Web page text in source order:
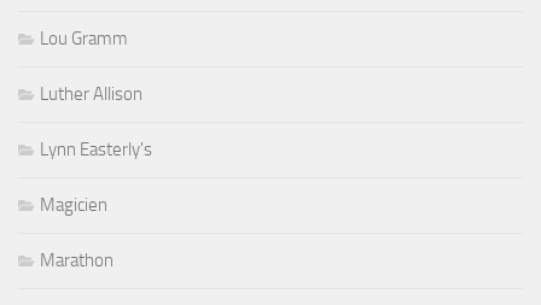
Lou Gramm
Luther Allison
Lynn Easterly's
Magicien
Marathon